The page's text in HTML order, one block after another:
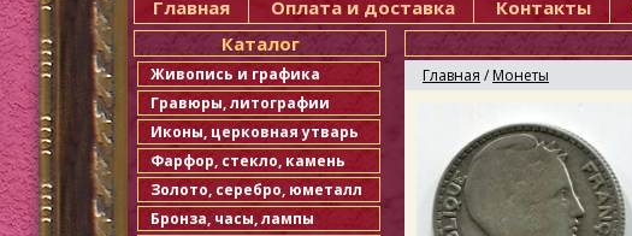
Главная Оплата и доставка Контакты
Каталог
Живопись и графика
Гравюры, литографии
Иконы, церковная утварь
Фарфор, стекло, камень
Золото, серебро, юметалл
Бронза, часы, лампы
Главная / Монеты